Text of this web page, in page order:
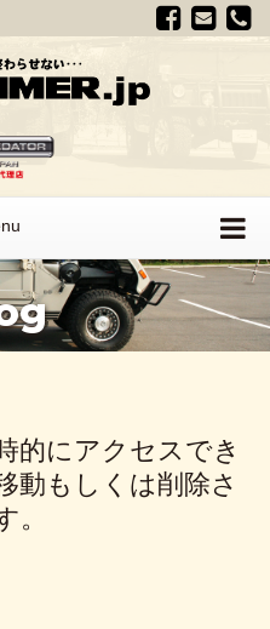
的にアクセスでき
動もしくは削除さ
。